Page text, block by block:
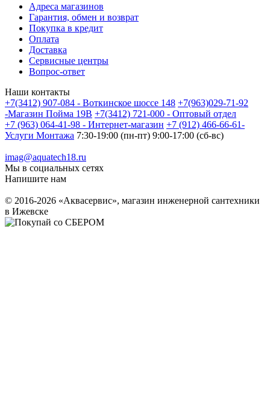
Адреса магазинов
Гарантия, обмен и возврат
Покупка в кредит
Оплата
Доставка
Сервисные центры
Вопрос-ответ
Наши контакты
+7(3412) 907-084 - Воткинское шоссе 148 +7(963)029-71-92
-Магазин Пойма 19В +7(3412) 721-000 - Оптовый отдел
+7 (963) 064-41-98 - Интернет-магазин +7 (912) 466-66-61-
Услуги Монтажа 7:30-19:00 (пн-пт) 9:00-17:00 (сб-вс)
imag@aquatech18.ru
Мы в социальных сетях
Напишите нам
© 2016-2026 «Аквасервис», магазин инженерной сантехники
в Ижевске